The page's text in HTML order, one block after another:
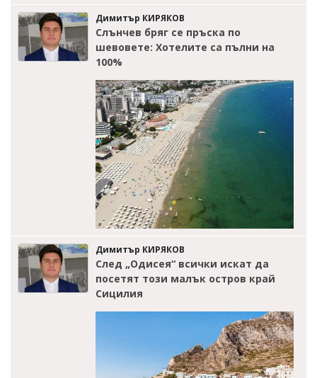
Димитър КИРЯКОВ
Слънчев бряг се пръска по
шевовете: Хотелите са пълни на
100%
Димитър КИРЯКОВ
След „Одисея“ всички искат да
посетят този малък остров край
Сицилия